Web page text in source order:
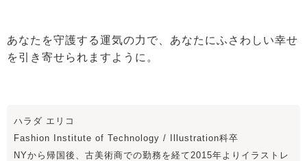
あなたを守護する運気の力で、あなたにふさわしい幸せ
を引き寄せられますように。
ハラダ エリコ
Fashion Institute of Technology / Illustration科卒
NYから帰国後、古美術商での勤務を経て2015年よりイラストレ